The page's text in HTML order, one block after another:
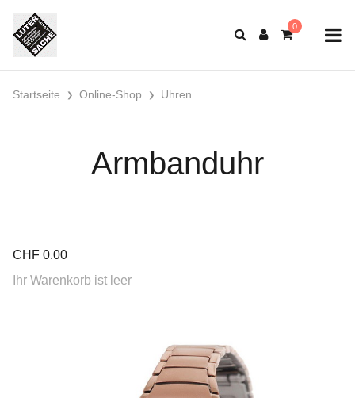
Startseite Online-Shop Uhren
Armbanduhr
CHF 0.00
Ihr Warenkorb ist leer